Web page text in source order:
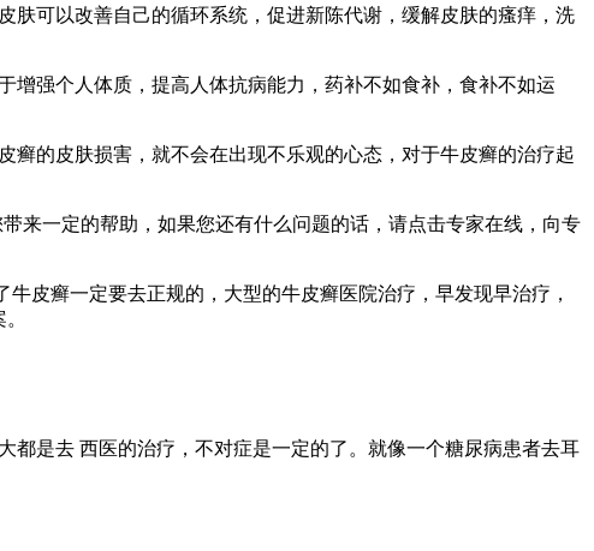
肤可以改善自己的循环系统，促进新陈代谢，缓解皮肤的瘙痒，洗
增强个人体质，提高人体抗病能力，药补不如食补，食补不如运
的皮肤损害，就不会在出现不乐观的心态，对于牛皮癣的治疗起
来一定的帮助，如果您还有什么问题的话，请点击专家在线，向专
皮癣一定要去正规的，大型的牛皮癣医院治疗，早发现早治疗，
都是去 西医的治疗，不对症是一定的了。就像一个糖尿病患者去耳